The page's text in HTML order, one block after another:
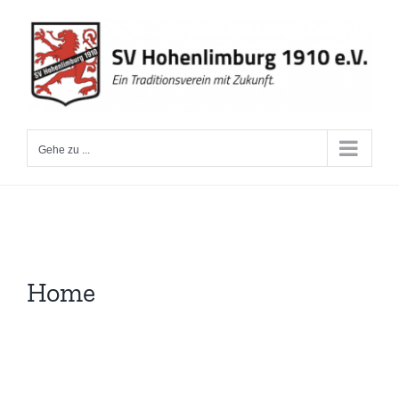
Inhalt
springen
Gehe zu ...
Home